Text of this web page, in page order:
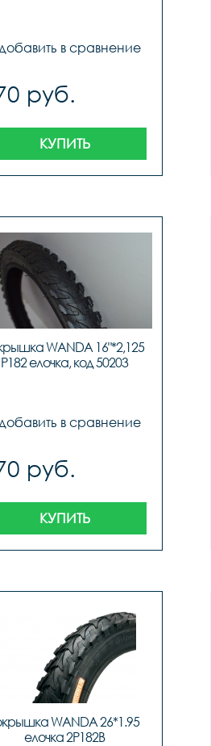
в сравнение
руб.
КУПИТЬ
WANDA 16"*2,125
P182 елочка, код 50203
в сравнение
руб.
КУПИТЬ
WANDA 26*1.95
елочка 2P182B